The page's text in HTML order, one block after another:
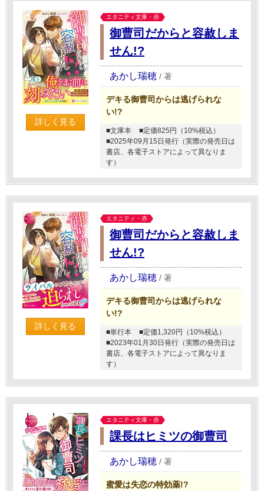
詳しく見る
エタニティ文庫・赤
御曹司だからと容赦しま
せん!?
あかし瑞穂 / 著
デキる御曹司からは逃げられな
い!?
■文庫本
■定価825円（10%税込）
■2025年09月15日発行（実際の発売日は
書店、各電子ストアによって異なりま
す）
詳しく見る
エタニティ・赤
御曹司だからと容赦しま
せん!?
あかし瑞穂 / 著
デキる御曹司からは逃げられな
い!?
■単行本
■定価1,320円（10%税込）
■2023年01月30日発行（実際の発売日は
書店、各電子ストアによって異なりま
す）
エタニティ文庫・赤
課長はヒミツの御曹司
あかし瑞穂 / 著
蜜愛は失恋の特効薬!?